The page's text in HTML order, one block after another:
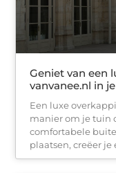
Geniet van een
vanvanee.nl in
Een luxe
manier om je tuin
comfortabele
plaatsen, creëer